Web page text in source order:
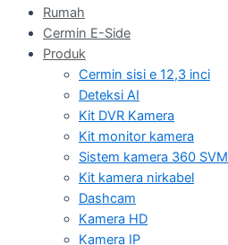
Rumah
Cermin E-Side
Produk
Cermin sisi e 12,3 inci
Deteksi AI
Kit DVR Kamera
Kit monitor kamera
Sistem kamera 360 SVM
Kit kamera nirkabel
Dashcam
Kamera HD
Kamera IP